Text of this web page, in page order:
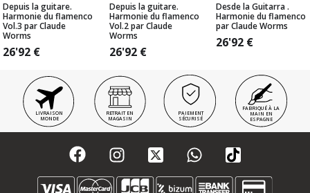
Depuis la guitare.
Harmonie du flamenco
Vol.3 par Claude
Worms
26'92 €
Depuis la guitare.
Harmonie du flamenco
Vol.2 par Claude
Worms
26'92 €
Desde la Guitarra .
Harmonie du flamenco
par Claude Worms
26'92 €
LIVRAISON
MONDE
RETRAIT EN
MAGASIN
PAIEMENT
SÉCURISÉ
FABRIQUÉ À LA
MAIN EN
ESPAGNE